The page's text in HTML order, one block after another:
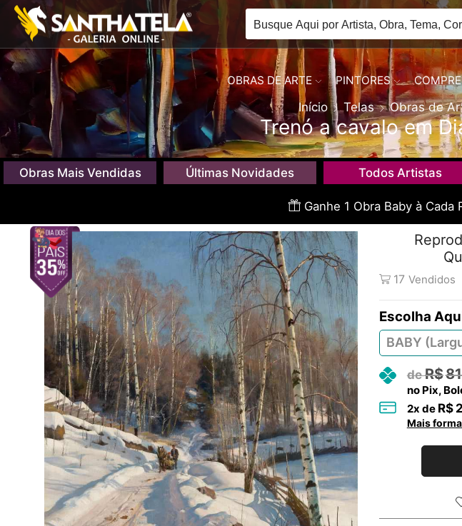
OBRAS DE ARTE PINTORES
Início Telas Obras de
Trenó a cavalo em
Obras Mais Vendidas Últimas Novidades Todos Artistas
Ganhe 1 Obra Baby à Cada
17 Vendidos
R$
no Pix,
2x de R$
Mais